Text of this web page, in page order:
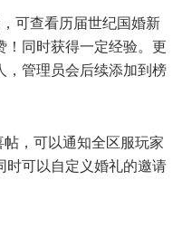
可查看历届世纪国婚新
！同时获得一定经验。更
，管理员会后续添加到榜
，可以通知全区服玩家
时可以自定义婚礼的邀请